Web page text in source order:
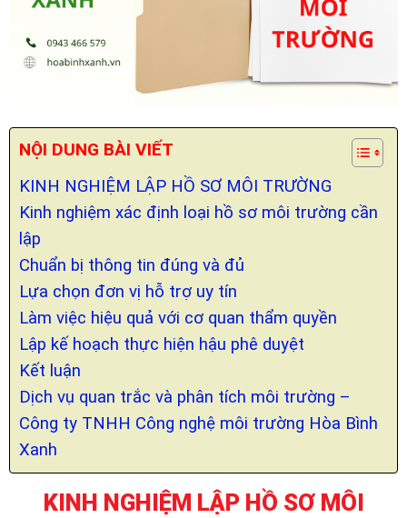
NỘI DUNG BÀI VIẾT
KINH NGHIỆM LẬP HỒ SƠ MÔI TRƯỜNG
Kinh nghiệm xác định loại hồ sơ môi trường cần
lập
Chuẩn bị thông tin đúng và đủ
Lựa chọn đơn vị hỗ trợ uy tín
Làm việc hiệu quả với cơ quan thẩm quyền
Lập kế hoạch thực hiện hậu phê duyệt
Kết luận
Dịch vụ quan trắc và phân tích môi trường –
Công ty TNHH Công nghệ môi trường Hòa Bình
Xanh
KINH NGHIỆM LẬP HỒ SƠ MÔI